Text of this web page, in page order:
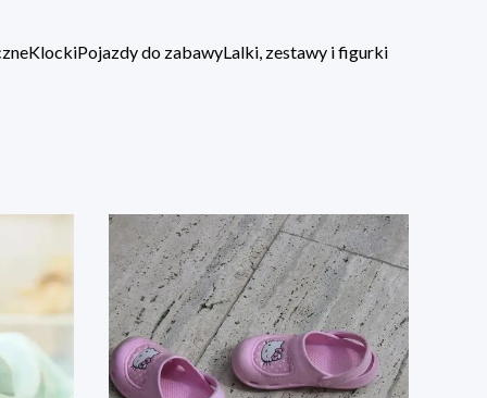
KlockiPojazdy do zabawyLalki, zestawy i figurki